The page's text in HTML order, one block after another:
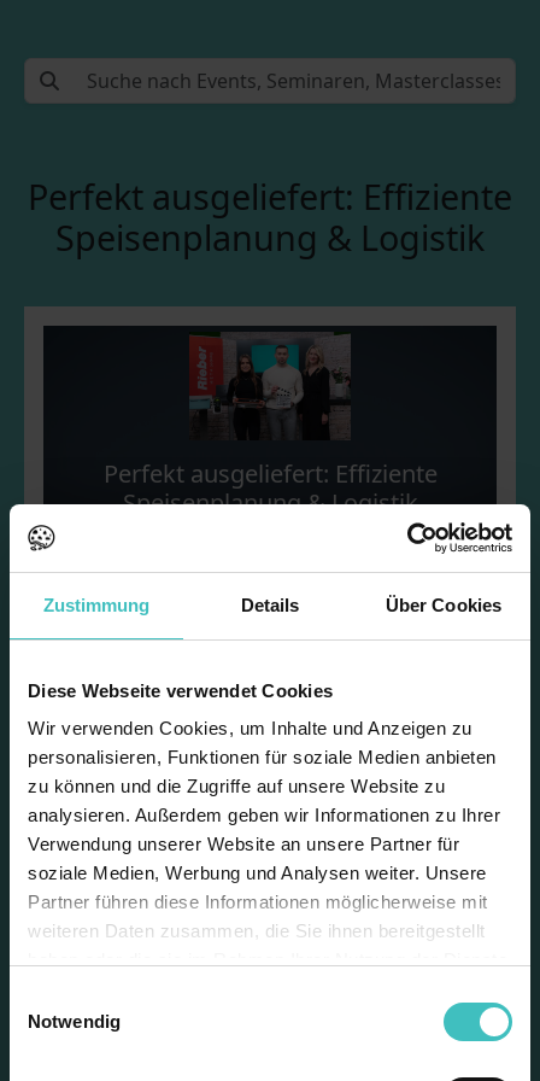
Zustimmung Details Über Cookies
Diese Webseite verwendet Cookies
Wir verwenden Cookies, um Inhalte und Anzeigen zu
personalisieren, Funktionen für soziale Medien anbieten
zu können und die Zugriffe auf unsere Website zu
analysieren. Außerdem geben wir Informationen zu Ihrer
Verwendung unserer Website an unsere Partner für
soziale Medien, Werbung und Analysen weiter. Unsere
Partner führen diese Informationen möglicherweise mit
weiteren Daten zusammen, die Sie ihnen bereitgestellt
unsererDatenschutzerklärung
Notwendig
Perfekt ausgeliefert: Effiziente
Speisenplanung & Logistik
Perfekt ausgeliefert: Effiziente
Speisenplanung & Logistik
Perfekt ausgeliefert: Effiziente
Speisenplanung & Logistik
Wenig Personal, hoher Kostendruck - und
trotzdem muss alles schmecken und dort
ankommen, wo es gebraucht wird. Das Außer-
Haus-Geschäft ist oft eine Herausforderung.
JOMOsoft erleichtert die tägliche Speisenplanung
mit cleveren Steuerungselementen und
Schnittstellen. So erhalten Sie Planung-,
optimale Belieferung von Außenstellen. Für einen